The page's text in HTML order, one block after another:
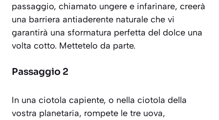
passaggio, chiamato ungere e infarinare, creerà
una barriera antiaderente naturale che vi
garantirà una sformatura perfetta del dolce una
volta cotto. Mettetelo da parte.
Passaggio 2
In una ciotola capiente, o nella ciotola della
vostra planetaria, rompete le tre uova,